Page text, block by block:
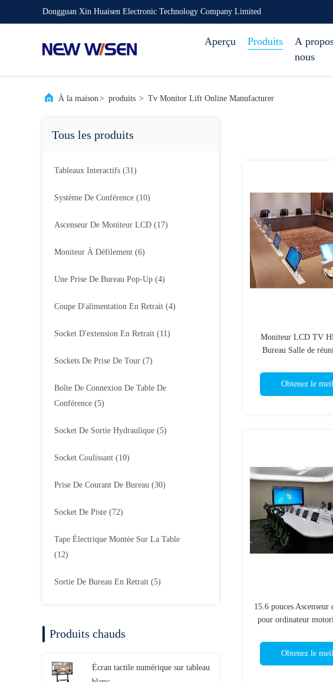
Dongguan Xin Huaisen Electronic Technology Company Limited
Aperçu Produits
A
nous
À la maison> produits > Tv Monitor Lift Online Manufacturer
Tous les produits
Tableaux Interactifs (31)
Système De Conférence (10)
Ascenseur De Moniteur LCD (17)
Moniteur À Défilement (6)
Une Prise De Bureau Pop-Up (4)
Coupe D'alimentation En Retrait (4)
Socket D'extension En Retrait (11)
Sockets De Prise De Tour (7)
Boîte De Connexion De Table De
Conférence (5)
Socket De Sortie Hydraulique (5)
Socket Coulissant (10)
Prise De Courant De Bureau (30)
Socket De Piste (72)
Tape Électrique Montée Sur La Table
(12)
Sortie De Bureau En Retrait (5)
Produits chauds
Écran tactile numérique sur tableau
Moniteur LCD TV
Bureau Salle de
Obtenez le
15.6 pouces
pour ordinateur
Obtenez le